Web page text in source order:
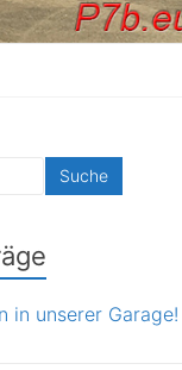
in unserer Garage!